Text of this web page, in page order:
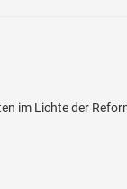
im Lichte der